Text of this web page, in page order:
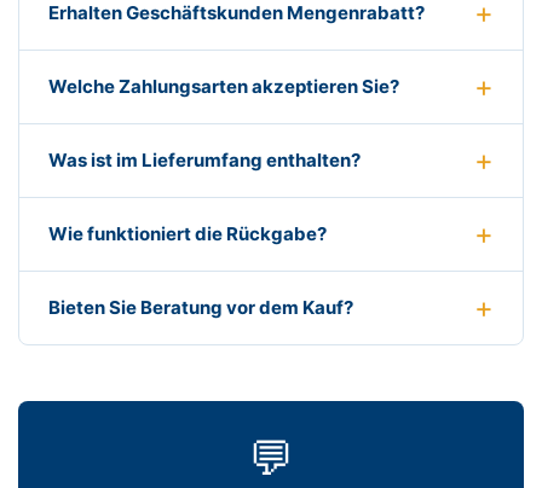
Erhalten Geschäftskunden Mengenrabatt?
Welche Zahlungsarten akzeptieren Sie?
Was ist im Lieferumfang enthalten?
Wie funktioniert die Rückgabe?
Bieten Sie Beratung vor dem Kauf?
💬